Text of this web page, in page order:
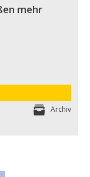
mehr
Archiv